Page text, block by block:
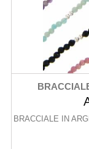
BRACCIALE IN